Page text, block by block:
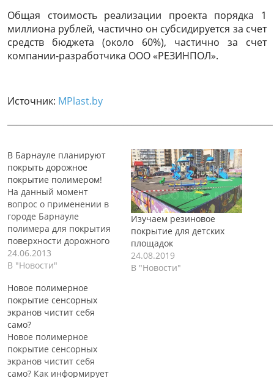
Общая стоимость реализации проекта порядка 1
миллиона рублей, частично он субсидируется за счет
средств бюджета (около 60%), частично за счет
компании-разработчика ООО «РЕЗИНПОЛ».
Источник: MPlast.by
В Барнауле планируют
покрыть дорожное
покрытие полимером!
На данный момент
вопрос о применении в
городе Барнауле
полимера для покрытия
поверхности дорожного
полотна,
рассматривается
городского комитета по
дорожному хозяйству и
транспорту. Данный
полимер значительно
повышает защиту
дорожного покрытия от
воздействия внешней
среды. При нанесении на
24.06.2013
В "Новости"
Изучаем резиновое
покрытие для детских
площадок
24.08.2019
В "Новости"
Новое полимерное
покрытие сенсорных
экранов чистит себя
само?
Новое полимерное
покрытие сенсорных
экранов чистит себя
само? Как информирует